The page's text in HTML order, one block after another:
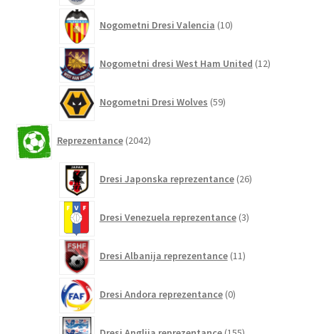
Nogometni Dresi Valencia 10izdelkov
Nogometni dresi West Ham United 12izdelkov
Nogometni Dresi Wolves 59izdelkov
Reprezentance 2042izdelkov
Dresi Japonska reprezentance 26izdelkov
Dresi Venezuela reprezentance 3izdelki
Dresi Albanija reprezentance 11izdelkov
Dresi Andora reprezentance 0izdelkov